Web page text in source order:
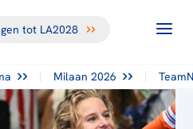
tot LA2028
Milaan 2026